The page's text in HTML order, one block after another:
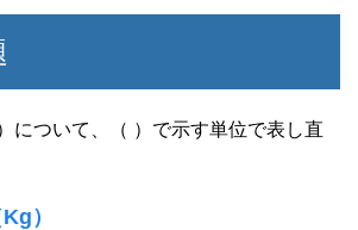
について、（ ）で示す単位で表し直
）